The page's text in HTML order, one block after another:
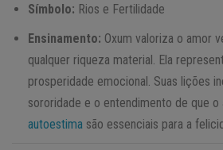
Símbolo: Rios e Fertilidade
Ensinamento: Oxum valoriza o amor
qualquer riqueza material. Ela
prosperidade emocional. Suas lições
sororidade e o entendimento de que
autoestima são essenciais para a